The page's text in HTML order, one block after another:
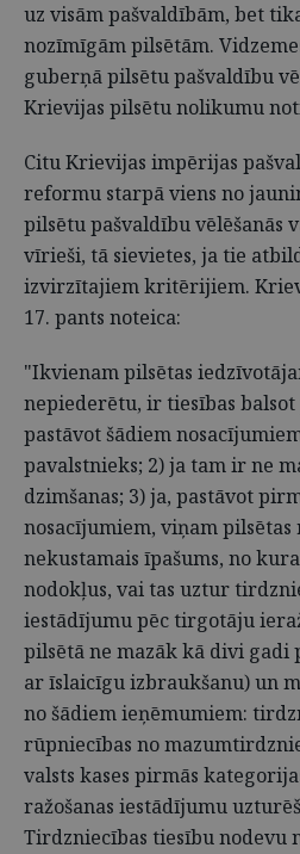
uz visām pašvaldībām, bet
nozīmīgām pilsētām.
guberņā pilsētu pašvaldību
Krievijas pilsētu nolikumu
Citu Krievijas impērijas
reformu starpā viens no
pilsētu pašvaldību vēlēšanās
vīrieši, tā sievietes, ja tie
izvirzītajiem kritērijiem.
17. pants noteica:
"Ikvienam pilsētas
nepiederētu, ir tiesības balsot
pastāvot šādiem
pavalstnieks; 2) ja tam ir ne
dzimšanas; 3) ja, pastāvot
nosacījumiem, viņam pilsētas
nekustamais īpašums, no
nodokļus, vai tas uztur
iestādījumu pēc tirgotāju
pilsētā ne mazāk kā divi gadi
ar īslaicīgu izbraukšanu) un
no šādiem ieņēmumiem:
rūpniecības no
valsts kases pirmās
ražošanas iestādījumu
Tirdzniecības tiesību nodevu